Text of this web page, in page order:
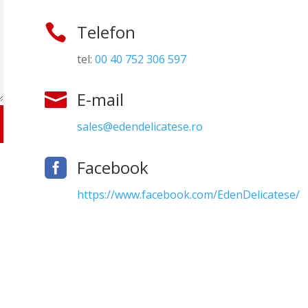
 Telefon
tel: 00 40 752 306 597
 E-mail
sales@edendelicatese.ro
 Facebook
https://www.facebook.com/EdenDelicatese/